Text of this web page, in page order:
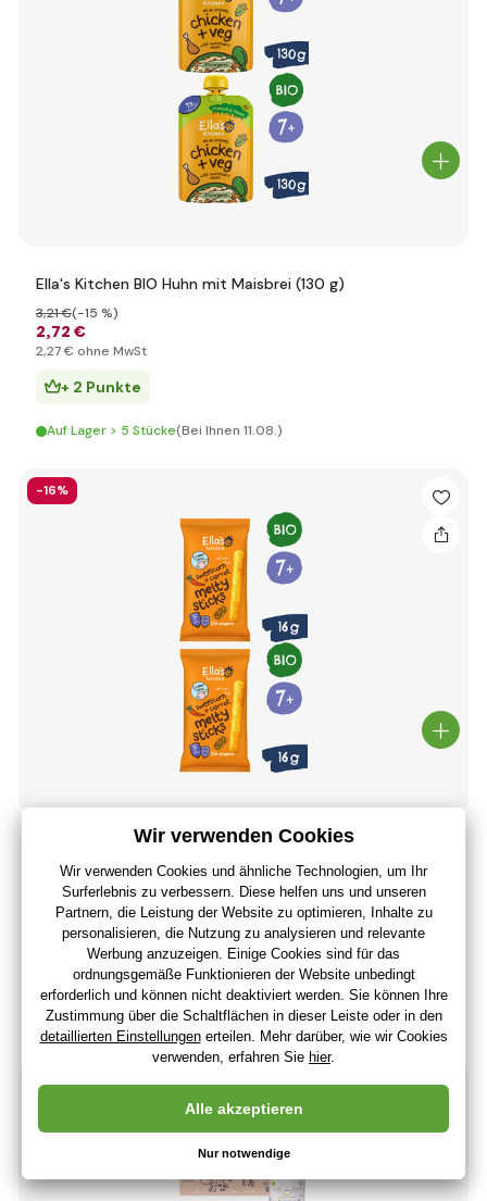
Ella's Kitchen BIO Huhn mit Maisbrei (130 g)
2,72 €
3,21 €(-15 %)
2,27 € ohne MwSt
+ 2 Punkte
Auf Lager > 5 Stücke(Bei Ihnen 11.08.)
-16%
(16 g)
,00 €
,38 € (-16 %)
,66 €ohne MwSt
+ 2 Punkte
Auf Lager > 5 Stücke(Bei Ihnen 11.08.)
-7%